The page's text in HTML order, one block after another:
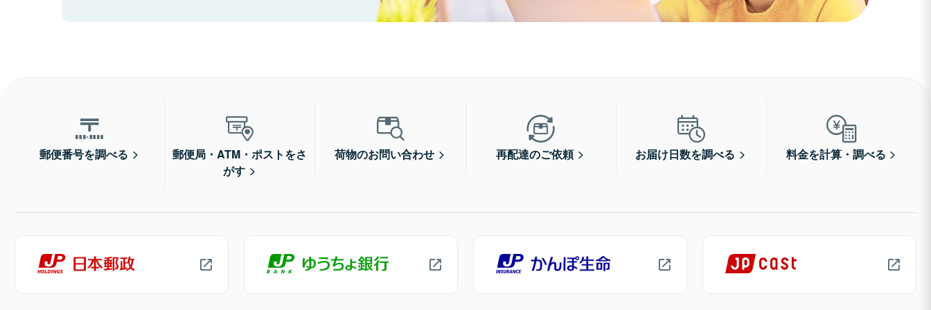
郵便番号を調べる
郵便局・ATM・ポストをさ
がす
荷物のお問い合わせ 再配達のご依頼 お届け日数を調べる 料金を計算・調べる